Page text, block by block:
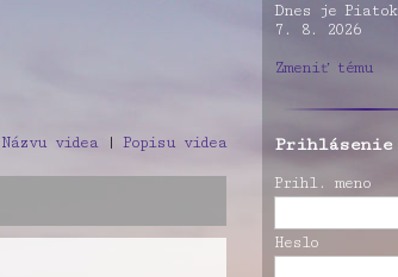
Názvu videa| Popisu videa
Dnes je Piatok
7. 8. 2026
Zmeniť tému
Prihlásenie
Prihl. meno
Heslo